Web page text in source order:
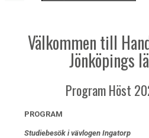
Välkommen till
Jönköpings
Program Höst
PROGRAM
Studiebesök i vävlogen Ingatorp